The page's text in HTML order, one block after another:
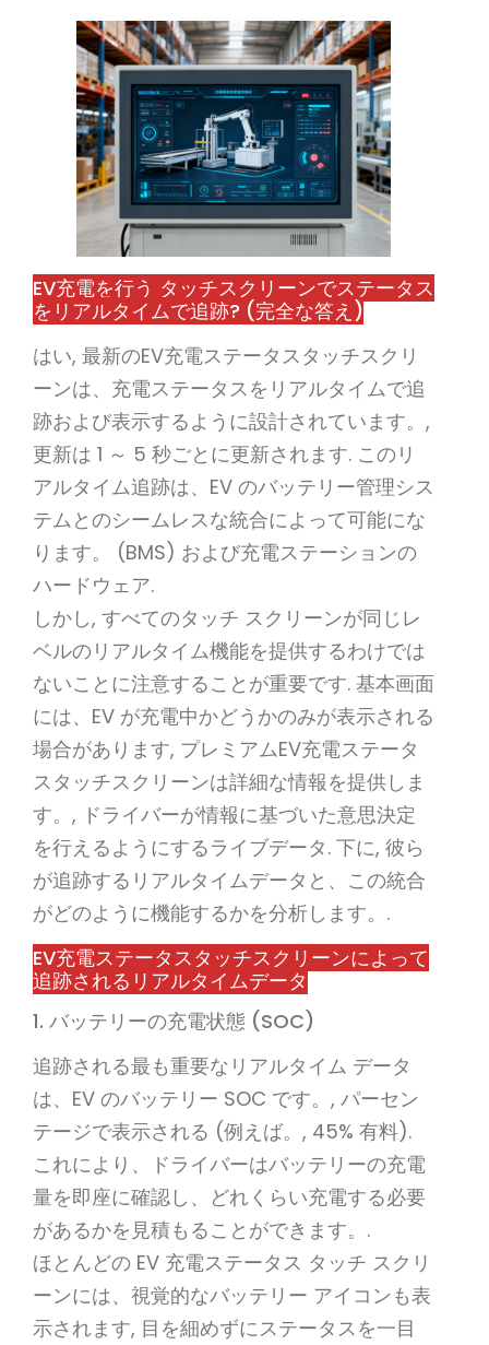
EV充電を行う タッチスクリーンでステータス
をリアルタイムで追跡? (完全な答え)
はい, 最新のEV充電ステータスタッチスクリ
ーンは、充電ステータスをリアルタイムで追
跡および表示するように設計されています。,
更新は 1 ～ 5 秒ごとに更新されます. このリ
アルタイム追跡は、EV のバッテリー管理シス
テムとのシームレスな統合によって可能にな
ります。 (BMS) および充電ステーションの
ハードウェア.
しかし, すべてのタッチ スクリーンが同じレ
ベルのリアルタイム機能を提供するわけでは
ないことに注意することが重要です. 基本画面
には、EV が充電中かどうかのみが表示される
場合があります, プレミアムEV充電ステータ
スタッチスクリーンは詳細な情報を提供しま
す。, ドライバーが情報に基づいた意思決定
を行えるようにするライブデータ. 下に, 彼ら
が追跡するリアルタイムデータと、この統合
がどのように機能するかを分析します。.
EV充電ステータスタッチスクリーンによって
追跡されるリアルタイムデータ
1. バッテリーの充電状態 (SOC)
追跡される最も重要なリアルタイム データ
は、EV のバッテリー SOC です。, パーセン
テージで表示される (例えば。, 45% 有料).
これにより、ドライバーはバッテリーの充電
量を即座に確認し、どれくらい充電する必要
があるかを見積もることができます。.
ほとんどの EV 充電ステータス タッチ スクリ
ーンには、視覚的なバッテリー アイコンも表
示されます, 目を細めずにステータスを一目